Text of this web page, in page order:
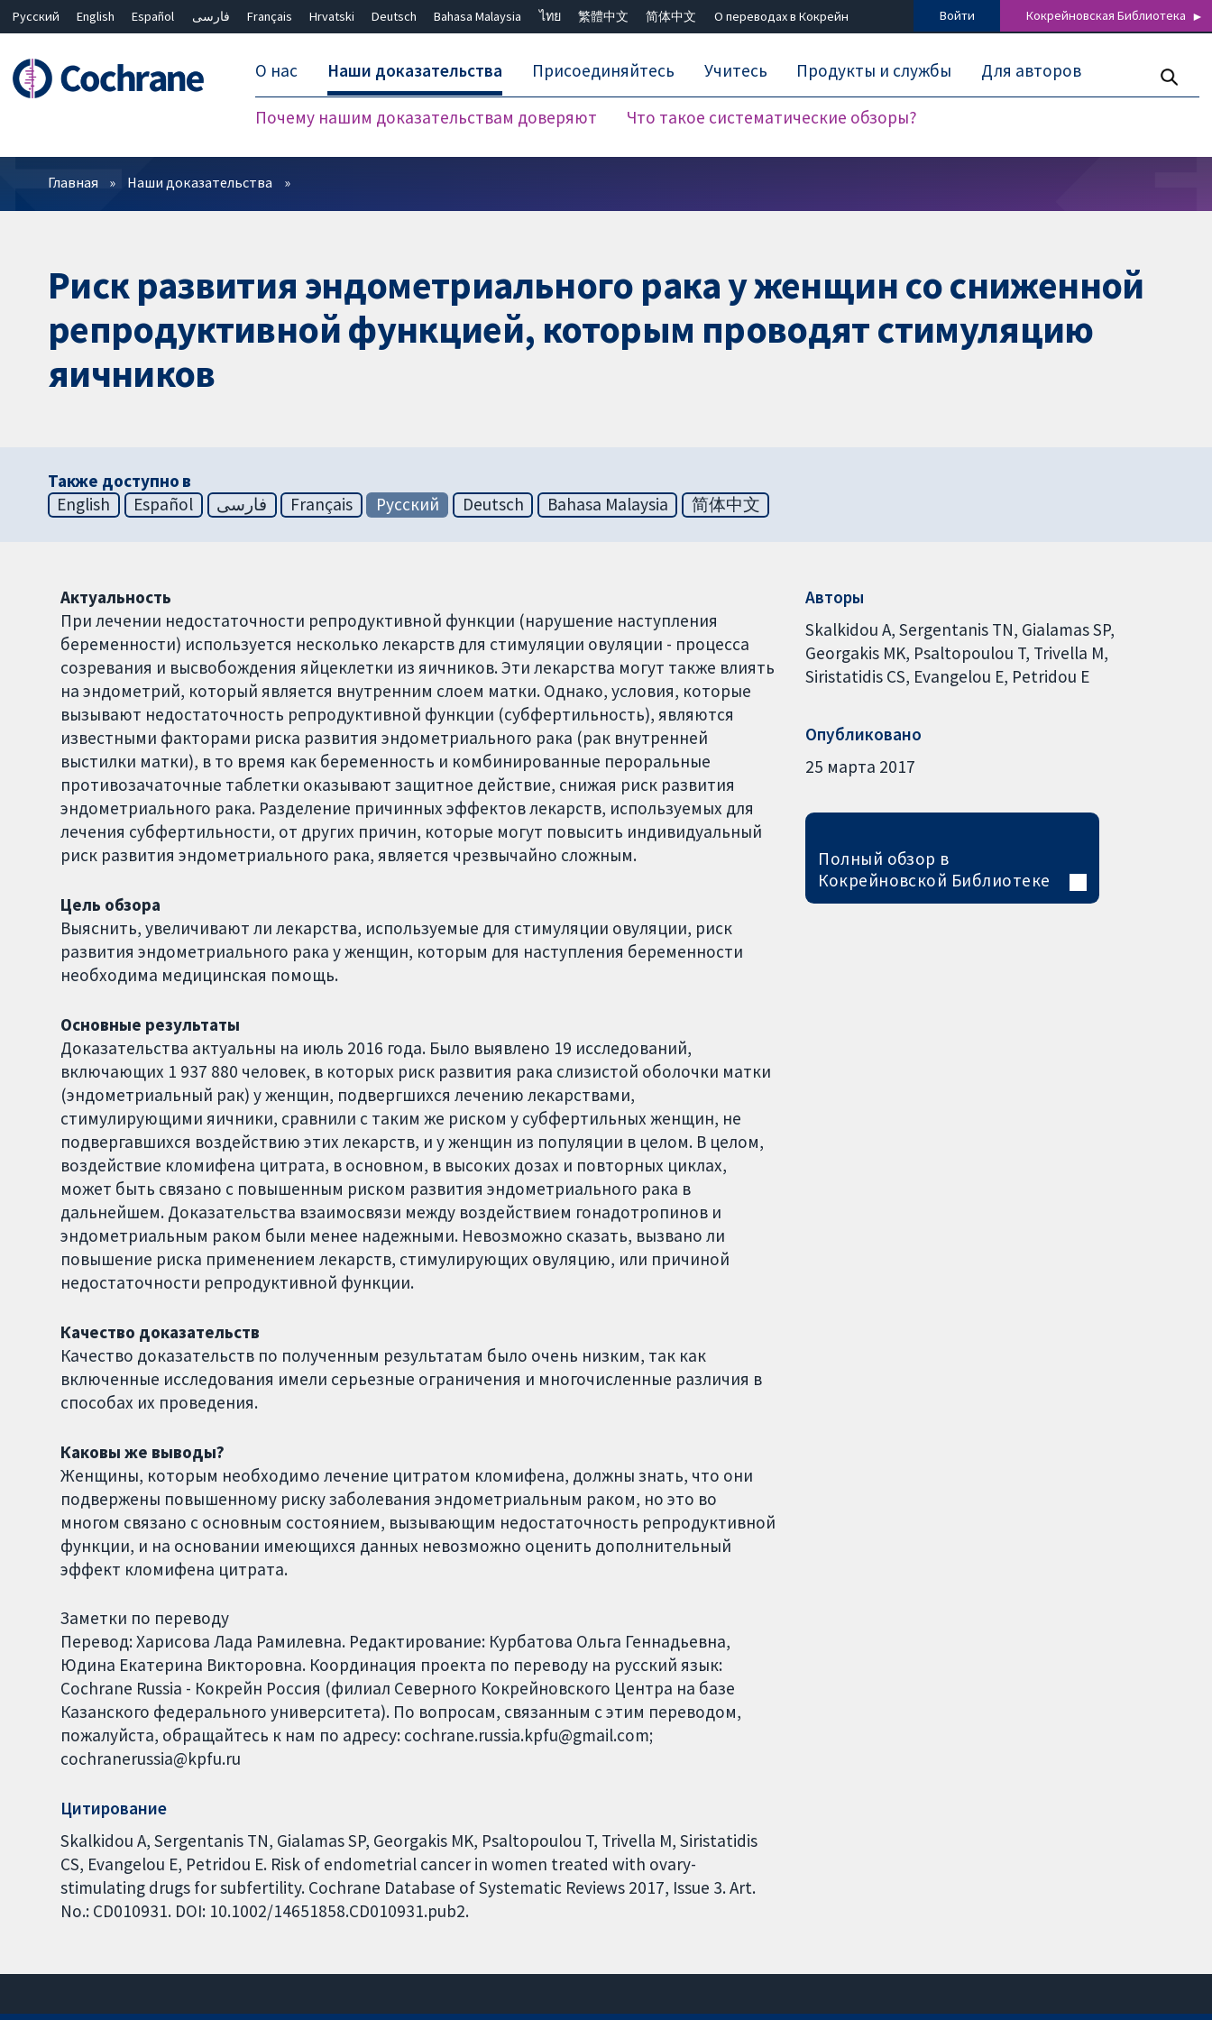
Русский English Español فارسی Français Hrvatski Deutsch Bahasa Malaysia ไทย 繁體中文 简体中文 О переводах в Кокрейн Войти Кокрейновская Библиотека
О нас Наши доказательства
Почему нашим доказательствам доверяют Что такое систематические обзоры?
Присоединяйтесь Учитесь Продукты и службы Для авторов
Фильтры
Главная Наши доказательства
Риск развития эндометриального рака у женщин со сниженной
репродуктивной функцией, которым проводят стимуляцию
яичников
Также доступно в
English
Español فارسی Français Русский Deutsch Bahasa Malaysia 简体中文
Актуальность
При лечении недостаточности репродуктивной функции (нарушение наступления
беременности) используется несколько лекарств для стимуляции овуляции - процесса
созревания и высвобождения яйцеклетки из яичников. Эти лекарства могут также влиять
на эндометрий, который является внутренним слоем матки. Однако, условия, которые
вызывают недостаточность репродуктивной функции (субфертильность), являются
известными факторами риска развития эндометриального рака (рак внутренней
выстилки матки), в то время как беременность и комбинированные пероральные
противозачаточные таблетки оказывают защитное действие, снижая риск развития
эндометриального рака. Разделение причинных эффектов лекарств, используемых для
лечения субфертильности, от других причин, которые могут повысить индивидуальный
риск развития эндометриального рака, является чрезвычайно сложным.
Цель обзора
Выяснить, увеличивают ли лекарства, используемые для стимуляции овуляции, риск
развития эндометриального рака у женщин, которым для наступления беременности
необходима медицинская помощь.
Основные результаты
Доказательства актуальны на июль 2016 года. Было выявлено 19 исследований,
включающих 1 937 880 человек, в которых риск развития рака слизистой оболочки матки
(эндометриальный рак) у женщин, подвергшихся лечению лекарствами,
стимулирующими яичники, сравнили с таким же риском у субфертильных женщин, не
подвергавшихся воздействию этих лекарств, и у женщин из популяции в целом. В целом,
воздействие кломифена цитрата, в основном, в высоких дозах и повторных циклах,
может быть связано с повышенным риском развития эндометриального рака в
дальнейшем. Доказательства взаимосвязи между воздействием гонадотропинов и
эндометриальным раком были менее надежными. Невозможно сказать, вызвано ли
повышение риска применением лекарств, стимулирующих овуляцию, или причиной
недостаточности репродуктивной функции.
Качество доказательств
Качество доказательств по полученным результатам было очень низким, так как
включенные исследования имели серьезные ограничения и многочисленные различия в
способах их проведения.
Каковы же выводы?
Женщины, которым необходимо лечение цитратом кломифена, должны знать, что они
подвержены повышенному риску заболевания эндометриальным раком, но это во
многом связано с основным состоянием, вызывающим недостаточность репродуктивной
функции, и на основании имеющихся данных невозможно оценить дополнительный
эффект кломифена цитрата.
Заметки по переводу
Перевод: Харисова Лада Рамилевна. Редактирование: Курбатова Ольга Геннадьевна,
Юдина Екатерина Викторовна. Координация проекта по переводу на русский язык:
Cochrane Russia - Кокрейн Россия (филиал Северного Кокрейновского Центра на базе
Казанского федерального университета). По вопросам, связанным с этим переводом,
пожалуйста, обращайтесь к нам по адресу: cochrane.russia.kpfu@gmail.com;
cochranerussia@kpfu.ru
Цитирование
Skalkidou A, Sergentanis TN, Gialamas SP, Georgakis MK, Psaltopoulou T, Trivella M, Siristatidis
CS, Evangelou E, Petridou E. Risk of endometrial cancer in women treated with ovary-
stimulating drugs for subfertility. Cochrane Database of Systematic Reviews 2017, Issue 3. Art.
No.: CD010931. DOI: 10.1002/14651858.CD010931.pub2.
Авторы
Skalkidou A Sergentanis TN Gialamas SP
Georgakis MK Psaltopoulou T Trivella M
Siristatidis CS Evangelou E Petridou E
Опубликовано
25 марта 2017
Полный обзор в
Кокрейновской Библиотеке